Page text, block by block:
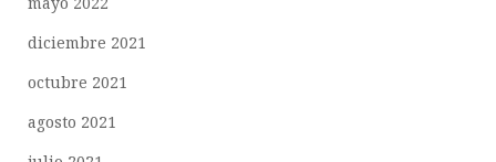
diciembre 2021
octubre 2021
agosto 2021